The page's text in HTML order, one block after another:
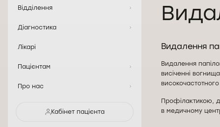
Відділення
Діагностика
Лікарі
Пацієнтам
Про нас
Кабінет пацієнта
Видалення
Видалення
висіченні
Профілактикою,
в медичному